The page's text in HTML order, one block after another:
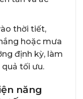
thời tiết,
hoặc mưa
định kỳ, làm
tối ưu.
năng